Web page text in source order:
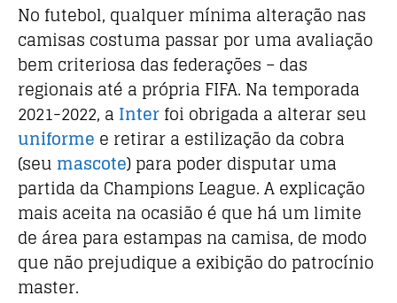
No futebol, qualquer mínima alteração nas
camisas costuma passar por uma avaliação
bem criteriosa das federações – das
regionais até a própria FIFA. Na temporada
2021-2022, a Interfoi obrigada a alterar seu
uniforme e retirar a estilização da cobra
(seu mascote) para poder disputar uma
partida da Champions League. A explicação
mais aceita na ocasião é que há um limite
de área para estampas na camisa, de modo
que não prejudique a exibição do patrocínio
master.